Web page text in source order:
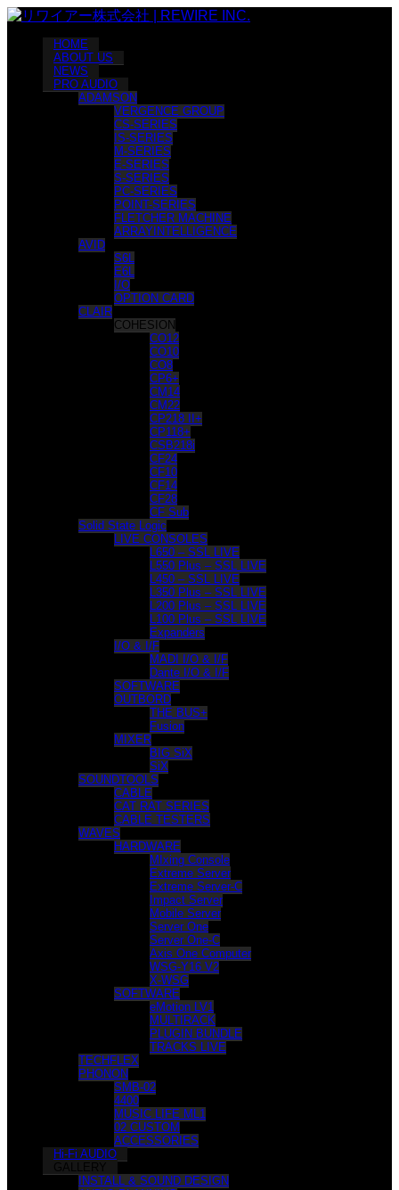
HOME
ABOUT US
NEWS
PRO AUDIO
ADAMSON
VERGENCE GROUP
CS-SERIES
IS-SERIES
M-SERIES
E-SERIES
S-SERIES
PC-SERIES
POINT-SERIES
FLETCHER MACHINE
ARRAYINTELLIGENCE
AVID
S6L
E6L
I/O
OPTION CARD
CLAIR
COHESION
CO12
CO10
CO8
CP6+
CM14
CM22
CP218 II+
CP118+
CSB218i
CF24
CF10
CF14
CF28
CF Sub
Solid State Logic
LIVE CONSOLES
L650 – SSL LIVE
L550 Plus – SSL LIVE
L450 – SSL LIVE
L350 Plus – SSL LIVE
L200 Plus – SSL LIVE
L100 Plus – SSL LIVE
Expanders
I/O & I/F
MADI I/O & I/F
Dante I/O & I/F
SOFTWARE
OUTBORD
THE BUS+
Fusion
MIXER
BIG SiX
SiX
SOUNDTOOLS
CABLE
CAT RAT SERIES
CABLE TESTERS
WAVES
HARDWARE
MIxing Console
Extreme Server
Extreme Server-C
Impact Server
Mobile Server
Server One
Server One-C
Axis One Computer
WSG-Y16 V2
X-WSG
SOFTWARE
eMotion LV1
MULTIRACK
PLUGIN BUNDLE
TRACKS LIVE
TECHFLEX
PHONON
SMB-02
4400
MUSIC LIFE ML1
02 CUSTOM
ACCESSORIES
Hi-Fi AUDIO
INSTALL & SOUND DESIGN